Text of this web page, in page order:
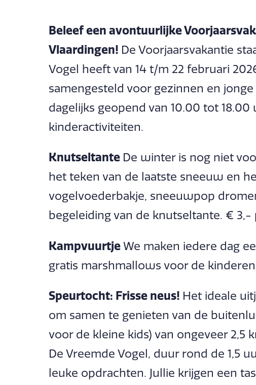
Beleef een avontuurlijke
Vlaardingen! De Voorjaarsvakantie
Vogel heeft van 14 t/m 22 februari
samengesteld voor gezinnen en
dagelijks geopend van 10.00 tot
kinderactiviteiten.
Knutseltante De winter is nog niet
het teken van de laatste sneeuw en
vogelvoederbakje, sneeuwpop
begeleiding van de knutseltante. € 3,-
KampvuurtjeWe maken iedere dag
gratis marshmallows voor de
Speurtocht: Frisse neus! Het ideale
om samen te genieten van de
voor de kleine kids) van ongeveer 2,5
De Vreemde Vogel, duur rond de 1,5
leuke opdrachten. Jullie krijgen een